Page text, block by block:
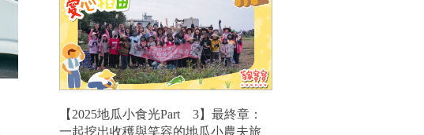
【2025地瓜小食光Part 3】最終章：
一起挖出收穫與笑容的地瓜小農夫旅